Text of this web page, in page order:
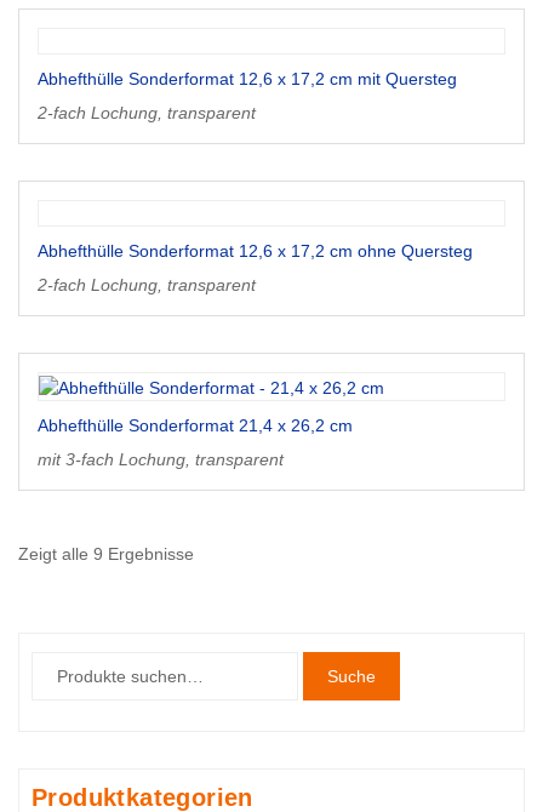
Abhefthülle Sonderformat 12,6 x 17,2 cm mit Quersteg
2-fach Lochung, transparent
Abhefthülle Sonderformat 12,6 x 17,2 cm ohne Quersteg
2-fach Lochung, transparent
Abhefthülle Sonderformat 21,4 x 26,2 cm
mit 3-fach Lochung, transparent
Zeigt alle 9 Ergebnisse
Suche
Produktkategorien